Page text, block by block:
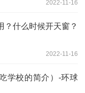
2022-11-16
？什么时候开天窗？
2022-11-16
学校的简介）-环球